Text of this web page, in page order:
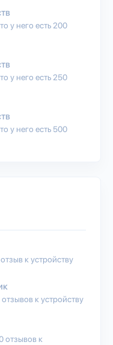
у него есть 200
у него есть 250
у него есть 500
к устройству
к устройству
отзывов к